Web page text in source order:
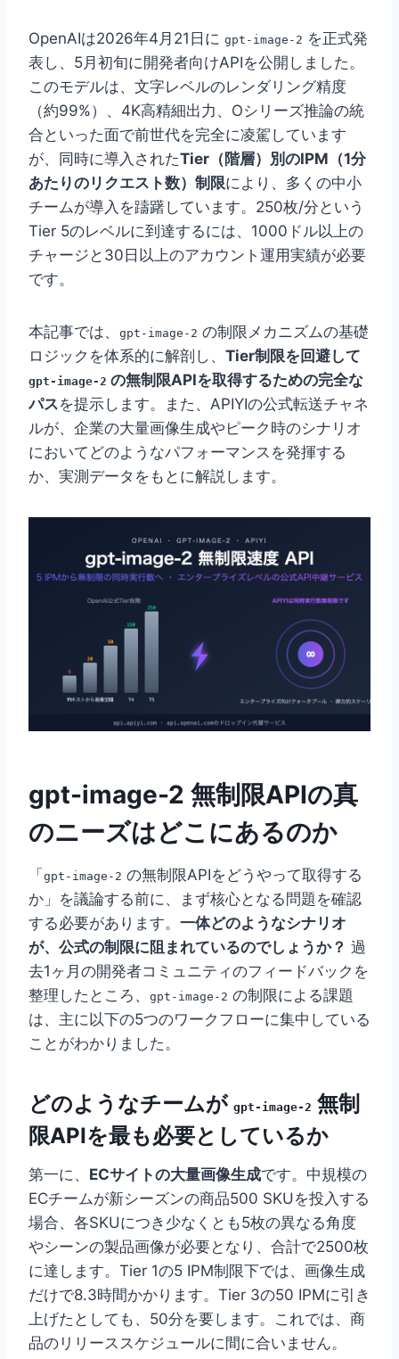
OpenAIは2026年4月21日に gpt-image-2 を正式発
表し、5月初旬に開発者向けAPIを公開しました。
このモデルは、文字レベルのレンダリング精度
（約99%）、4K高精細出力、Oシリーズ推論の統
合といった面で前世代を完全に凌駕しています
が、同時に導入されたTier（階層）別のIPM（1分
あたりのリクエスト数）制限により、多くの中小
チームが導入を躊躇しています。250枚/分という
Tier 5のレベルに到達するには、1000ドル以上の
チャージと30日以上のアカウント運用実績が必要
です。
本記事では、 gpt-image-2 の制限メカニズムの基礎
ロジックを体系的に解剖し、 Tier制限を回避して
gpt-image-2 の無制限APIを取得するための完全な
パスを提示します。また、APIYIの公式転送チャネ
ルが、企業の大量画像生成やピーク時のシナリオ
においてどのようなパフォーマンスを発揮する
か、実測データをもとに解説します。
gpt-image-2 無制限APIの真
のニーズはどこにあるのか
「 gpt-image-2 の無制限APIをどうやって取得する
か」を議論する前に、まず核心となる問題を確認
する必要があります。 一体どのようなシナリオ
が、公式の制限に阻まれているのでしょうか？ 過
去1ヶ月の開発者コミュニティのフィードバックを
整理したところ、
gpt-image-2 の制限による課題
は、主に以下の5つのワークフローに集中している
ことがわかりました。
どのようなチームが gpt-image-2 無制
限APIを最も必要としているか
第一に、 ECサイトの大量画像生成です。中規模の
ECチームが新シーズンの商品500 SKUを投入する
場合、各SKUにつき少なくとも5枚の異なる角度
やシーンの製品画像が必要となり、合計で2500枚
に達します。Tier 1の5 IPM制限下では、画像生成
だけで8.3時間かかります。Tier 3の50 IPMに引き
上げたとしても、50分を要します。これでは、商
品のリリーススケジュールに間に合いません。